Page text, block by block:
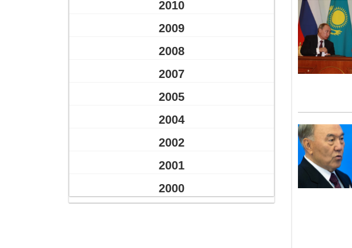
2010
2009
2008
2007
2005
2004
2002
2001
2000